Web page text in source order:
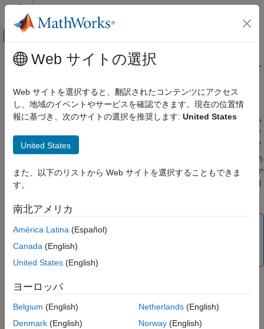
コンテンツへスキップ
オフキャンバス ナビゲーション メ
ドキュメンテーションのホーム
MATLAB Coder
数値変換
項目一覧
新規フォルダーの作成と関連ファイルのコピ
固定小数点の構成オブジェクトのセットアッ
プ
C コード生成の構成オブジェクトのセットア
ップ
メインコンテンツ
派生した範囲に基づく固定小数点デ
ータ型の推奨
この例では、関数 codegenを使用して静的範囲に基づいて固定小
数点データ型を推奨する方法を示します。派生範囲に基づいてデ
ータ型を推奨すると、動作範囲全体にわたってアルゴリズムを実
行するテスト ファイルを提供する必要がないというメリットがあ
ります。このようなテスト ファイルは実行に非常に長い時間がか
かることが多いため、代わりに派生範囲を使用すると時間を節約
派生範囲の解析は非スカラー変数ではサポートされていま
せん。
前提条件
新規フォルダーの作成と関連ファイルのコピー
Web サイトの選択
Web サイトを選択すると、翻訳されたコンテンツにアクセス
し、地域のイベントやサービスを確認できます。現在の位置情
報に基づき、次のサイトの選択を推奨します: United States
United States
また、以下のリストから Web サイトを選択することもできま
す。
南北アメリカ
América Latina (Español)
Canada (English)
United States (English)
ヨーロッパ
Belgium (English)
Denmark (English)
Netherlands(English)
Norway(English)